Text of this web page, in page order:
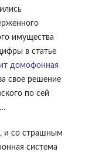
имущества
в статье
домофонная
свое решение
по сей
и со страшным
система